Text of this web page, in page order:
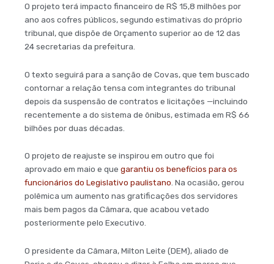
O projeto terá impacto financeiro de R$ 15,8 milhões por
ano aos cofres públicos, segundo estimativas do próprio
tribunal, que dispõe de Orçamento superior ao de 12 das
24 secretarias da prefeitura.
O texto seguirá para a sanção de Covas, que tem buscado
contornar a relação tensa com integrantes do tribunal
depois da suspensão de contratos e licitações —incluindo
recentemente a do sistema de ônibus, estimada em R$ 66
bilhões por duas décadas.
O projeto de reajuste se inspirou em outro que foi
aprovado em maio e que garantiu os benefícios para os
funcionários do Legislativo paulistano. Na ocasião, gerou
polêmica um aumento nas gratificações dos servidores
mais bem pagos da Câmara, que acabou vetado
posteriormente pelo Executivo.
O presidente da Câmara, Milton Leite (DEM), aliado de